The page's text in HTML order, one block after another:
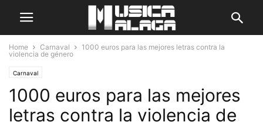
Home Carnaval
1000 euros para las mejores letras contra la
violencia de género
Carnaval
1000 euros para las mejores
letras contra la violencia de